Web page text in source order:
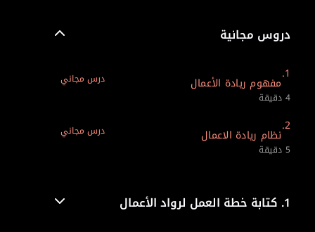
دروس مجانية
1.
مفهوم ريادة الأعمال
درس مجاني
4 دقيقة
2.
نظام ريادة الاعمال
درس مجاني
5 دقيقة
1. كتابة خطة العمل لرواد الأعمال